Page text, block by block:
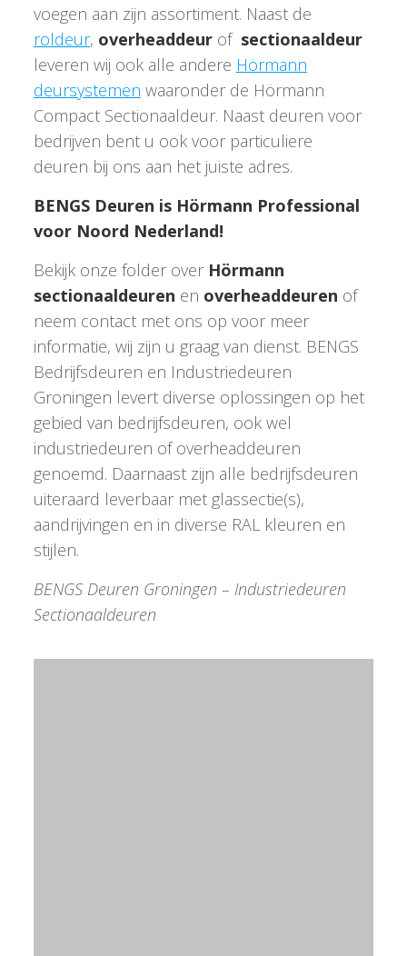
voegen aan zijn assortiment. Naast de
roldeur, overheaddeurof sectionaaldeur
leveren wij ook alle andere Hörmann
deursystemen waaronder de Hörmann
Compact Sectionaaldeur. Naast deuren voor
bedrijven bent u ook voor particuliere
deuren bij ons aan het juiste adres.
BENGS Deuren is Hörmann Professional
voor Noord Nederland!
Bekijk onze folder over Hörmann
sectionaaldeuren en overheaddeuren of
neem contact met ons op voor meer
informatie, wij zijn u graag van dienst. BENGS
Bedrijfsdeuren en Industriedeuren
Groningen levert diverse oplossingen op het
gebied van bedrijfsdeuren, ook wel
industriedeuren of overheaddeuren
genoemd. Daarnaast zijn alle bedrijfsdeuren
uiteraard leverbaar met glassectie(s),
aandrijvingen en in diverse RAL kleuren en
stijlen.
BENGS Deuren Groningen – Industriedeuren
Sectionaaldeuren